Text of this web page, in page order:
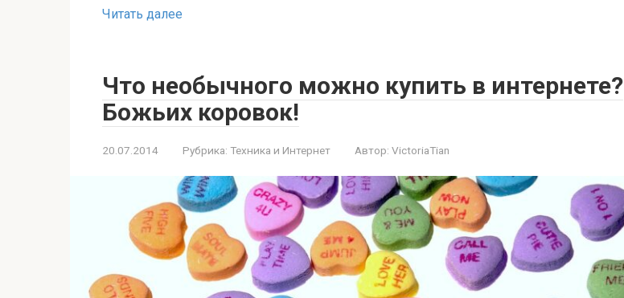
Читать далее
Что необычного можно купить в интернете?
Божьих коровок!
20.07.2014 Рубрика: Техника и Интернет Автор: VictoriaTian